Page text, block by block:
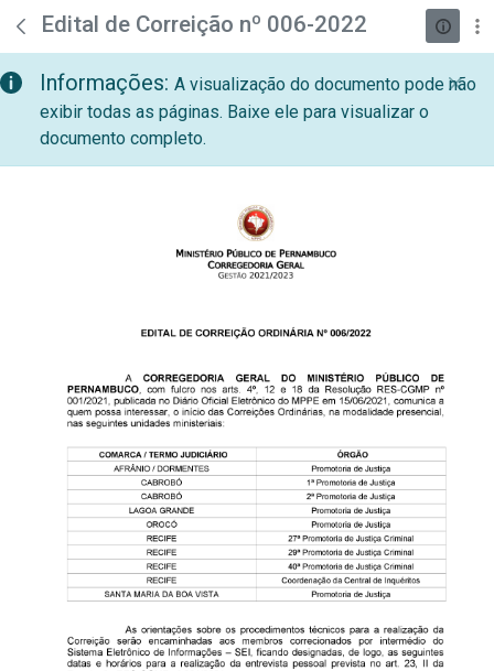
Pular para o Conteúdo principal
teste descricao
Edital de Correição nº 006-2022
Informações: A visualização do documento pode não
exibir todas as páginas. Baixe ele para visualizar o
documento completo.